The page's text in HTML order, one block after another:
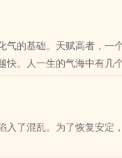
的基础。天赋高者，一
。人一生的气海中有几
还不错的话请不要忘记向
入了混乱。为了恢复安定